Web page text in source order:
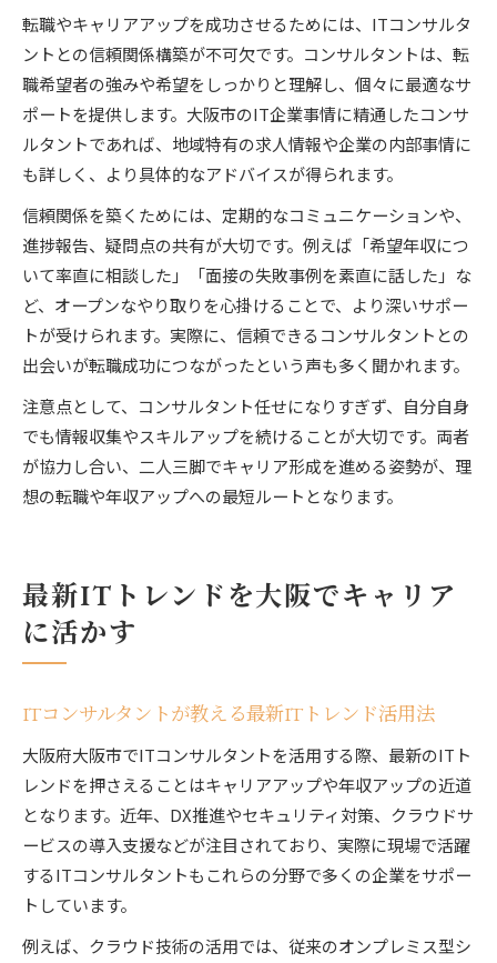
転職やキャリアアップを成功させるためには、ITコンサルタ
ントとの信頼関係構築が不可欠です。コンサルタントは、転
職希望者の強みや希望をしっかりと理解し、個々に最適なサ
ポートを提供します。大阪市のIT企業事情に精通したコンサ
ルタントであれば、地域特有の求人情報や企業の内部事情に
も詳しく、より具体的なアドバイスが得られます。
信頼関係を築くためには、定期的なコミュニケーションや、
進捗報告、疑問点の共有が大切です。例えば「希望年収につ
いて率直に相談した」「面接の失敗事例を素直に話した」な
ど、オープンなやり取りを心掛けることで、より深いサポー
トが受けられます。実際に、信頼できるコンサルタントとの
出会いが転職成功につながったという声も多く聞かれます。
注意点として、コンサルタント任せになりすぎず、自分自身
でも情報収集やスキルアップを続けることが大切です。両者
が協力し合い、二人三脚でキャリア形成を進める姿勢が、理
想の転職や年収アップへの最短ルートとなります。
最新ITトレンドを大阪でキャリア
に活かす
ITコンサルタントが教える最新ITトレンド活用法
大阪府大阪市でITコンサルタントを活用する際、最新のITト
レンドを押さえることはキャリアアップや年収アップの近道
となります。近年、DX推進やセキュリティ対策、クラウドサ
ービスの導入支援などが注目されており、実際に現場で活躍
するITコンサルタントもこれらの分野で多くの企業をサポー
トしています。
例えば、クラウド技術の活用では、従来のオンプレミス型シ